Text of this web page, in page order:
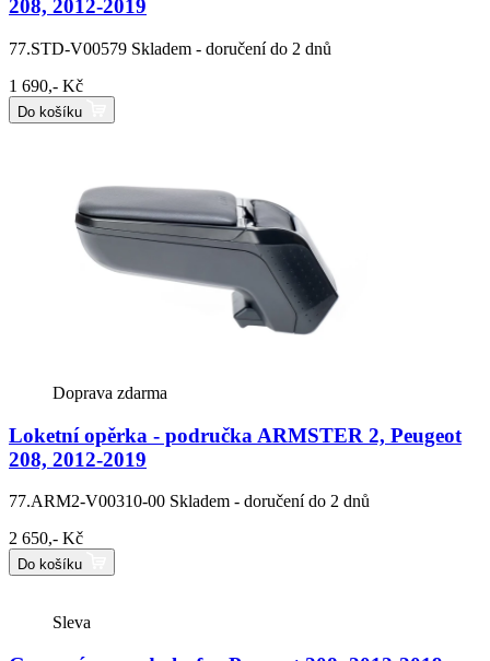
208, 2012-2019
77.STD-V00579 Skladem - doručení do 2 dnů
1 690,- Kč
Do košíku
Doprava zdarma
Loketní opěrka - područka ARMSTER 2, Peugeot
208, 2012-2019
77.ARM2-V00310-00 Skladem - doručení do 2 dnů
2 650,- Kč
Do košíku
Sleva